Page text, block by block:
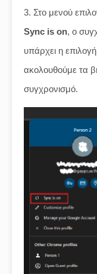
3. Στο μενού
Sync is on, ο
υπάρχει η επιλογή
ακολουθούμε τα
συγχρονισμό.